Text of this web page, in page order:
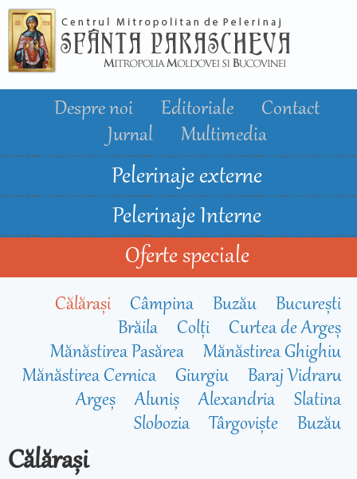
conţinutul
principal
Despre noi Editoriale
Contact
Jurnal
Multimedia
Pelerinaje externe
Pelerinaje Interne
Oferte speciale
Călărași Câmpina Buzău
Bucureşti
Brăila
Colți
Curtea de Argeș
Mănăstirea Pasărea
Mănăstirea Ghighiu
Mănăstirea Cernica
Giurgiu
Baraj Vidraru
Argeș
Aluniș Alexandria
Slatina
Slobozia
Târgoviște Buzău
Călărași